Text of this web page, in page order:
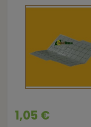
1,05 €